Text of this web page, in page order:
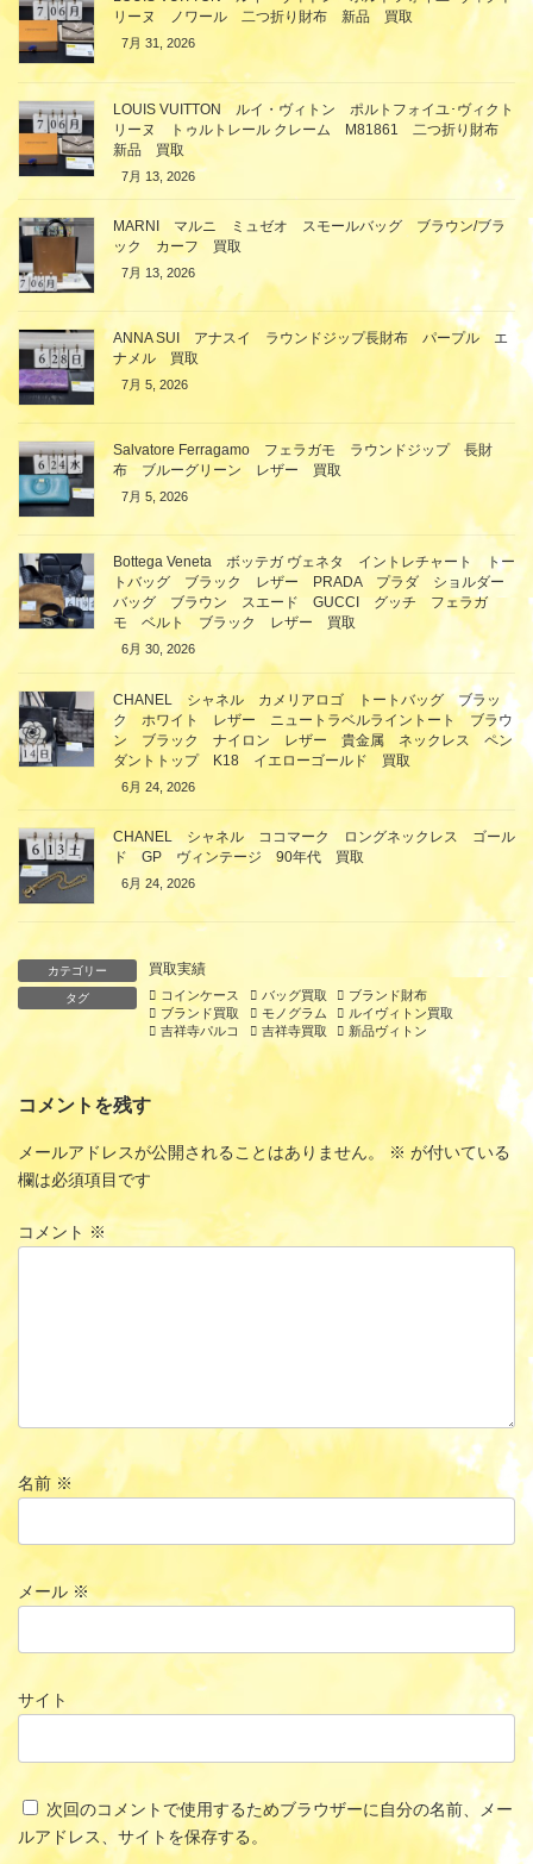
リーヌ ノワール 二つ折り財布 新品 買取
7月 31, 2026
LOUIS VUITTON ルイ・ヴィトン ポルトフォイユ･ヴィクト
リーヌ トゥルトレール クレーム M81861 二つ折り財布
新品 買取
7月 13, 2026
MARNI マルニ ミュゼオ スモールバッグ ブラウン/ブラ
ック カーフ 買取
7月 13, 2026
ANNA SUI アナスイ ラウンドジップ長財布 パープル エ
ナメル 買取
7月 5, 2026
Salvatore Ferragamo フェラガモ ラウンドジップ 長財
布 ブルーグリーン レザー 買取
7月 5, 2026
Bottega Veneta ボッテガ ヴェネタ イントレチャート トー
トバッグ ブラック レザー PRADA プラダ ショルダー
バッグ ブラウン スエード GUCCI グッチ フェラガ
モ ベルト ブラック レザー 買取
6月 30, 2026
CHANEL シャネル カメリアロゴ トートバッグ ブラッ
ク ホワイト レザー ニュートラベルライントート ブラウ
ン ブラック ナイロン レザー 貴金属 ネックレス ペン
ダントトップ K18 イエローゴールド 買取
6月 24, 2026
CHANEL シャネル ココマーク ロングネックレス ゴール
ド GP ヴィンテージ 90年代 買取
6月 24, 2026
カテゴリー 買取実績
タグ コインケース バッグ買取
ブランド財布
ブランド買取
モノグラム
ルイヴィトン買取
吉祥寺パルコ
吉祥寺買取 新品ヴィトン
コメントを残す
メールアドレスが公開されることはありません。 ※ が付いている
欄は必須項目です
コメント ※
名前 ※
メール ※
サイト
次回のコメントで使用するためブラウザーに自分の名前、メー
ルアドレス、サイトを保存する。